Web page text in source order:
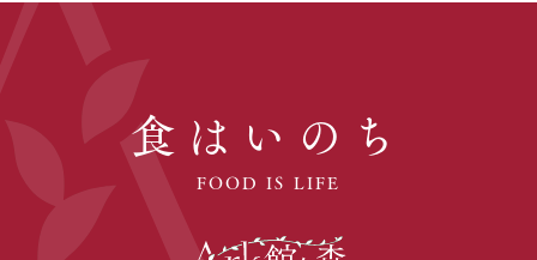
食はいのち
FOOD IS LIFE